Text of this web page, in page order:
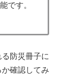
です。
防災冊子に
確認してみ